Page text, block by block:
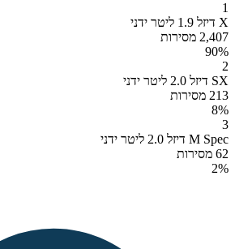
1
X דיזל 1.9 ליטר ידני
2,407 מסירות
90%
2
SX דיזל 2.0 ליטר ידני
213 מסירות
8%
3
M Spec דיזל 2.0 ליטר ידני
62 מסירות
2%